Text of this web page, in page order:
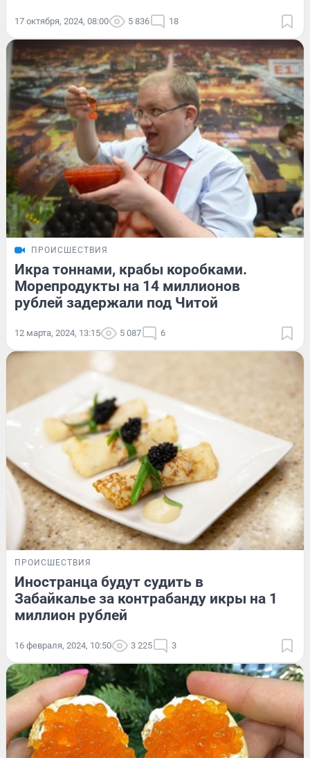
17 октября, 2024, 08:00 5 836 18
ПРОИСШЕСТВИЯ
Икра тоннами, крабы коробками.
Морепродукты на 14 миллионов
рублей задержали под Читой
12 марта, 2024, 13:15 5 087 6
ПРОИСШЕСТВИЯ
Иностранца будут судить в
Забайкалье за контрабанду икры на 1
миллион рублей
16 февраля, 2024, 10:50 3 225 3